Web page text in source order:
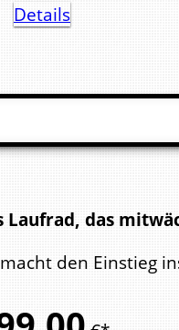
Details
Laufrad, das
den